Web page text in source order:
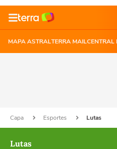
MAPA ASTRALTERRA MAILCENTRAL
Capa Esportes Lutas
Lutas